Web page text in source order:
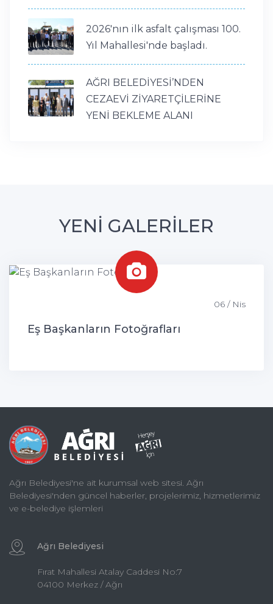
2026'nın ilk asfalt çalışması 100.
Yıl Mahallesi'nde başladı.
AĞRI BELEDİYESİ’NDEN
CEZAEVİ ZİYARETÇİLERİNE
YENİ BEKLEME ALANI
YENİ GALERİLER
06 / Nis
Eş Başkanların Fotoğrafları
Ağrı Belediyesi'ne ait kurumsal web sitesi. Ağrı
Belediyesi'nden güncel haberler, projelerimiz, hizmetlerimiz
ve e-belediye işlemleri
Ağrı Belediyesi
Fırat Mahallesi Atalay Caddesi No:7
04100 Merkez / Ağrı